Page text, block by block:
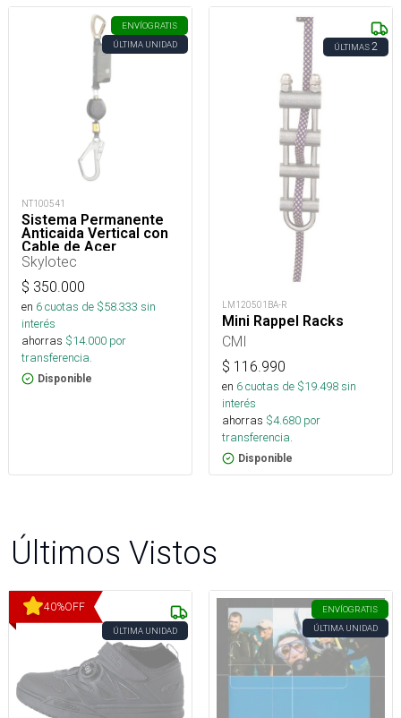
ENVÍOGRATIS
ÚLTIMA UNIDAD
NT100541
Sistema Permanente
Anticaida Vertical con
Cable de Acer
Accesorio Anclaje
Superior para
Escaleras
Skylotec
$ 350.000
en 6cuotas de $58.333 sin
interés
ahorras $14.000 por
transferencia.
Disponible
ÚLTIMAS2
LM120501BA-R
Mini Rappel Racks
CMI
$ 116.990
en 6cuotas de $19.498sin
interés
ahorras $4.680 por
transferencia.
Disponible
Últimos Vistos
40%OFF
ÚLTIMA UNIDAD
ENVÍOGRATIS
ÚLTIMA UNIDAD